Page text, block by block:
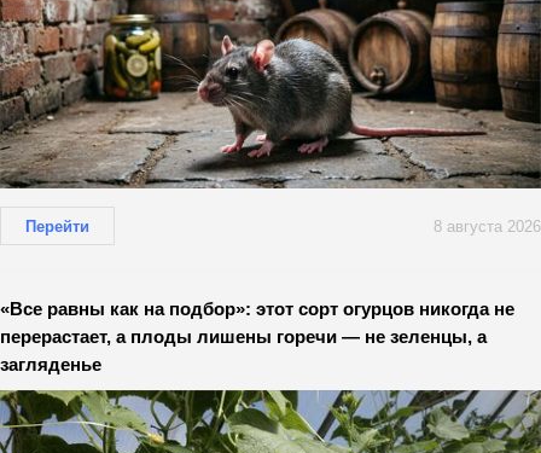
Перейти 8 августа 2026
«Все равны как на подбор»: этот сорт огурцов никогда не
перерастает, а плоды лишены горечи — не зеленцы, а
загляденье